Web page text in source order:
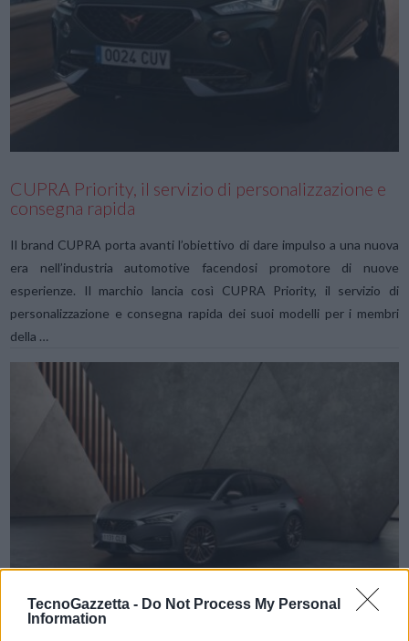
TecnoGazzetta - Do Not Process My Personal
Information
VIEW POST
CUPRA Priority, il servizio di personalizzazione e
consegna rapida
Il brand CUPRA porta avanti l’obiettivo di dare impulso a una nuova
era nell’industria automotive facendosi promotore di nuove
esperienze. Il marchio lancia così CUPRA Priority, il servizio di
personalizzazione e consegna rapida dei suoi modelli per i membri
della …